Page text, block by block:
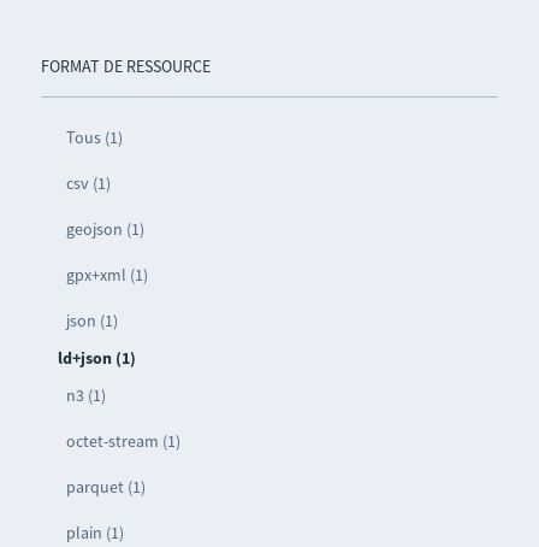
FORMAT DE RESSOURCE
Tous (1)
csv (1)
geojson (1)
gpx+xml (1)
json (1)
ld+json (1)
n3 (1)
octet-stream (1)
parquet (1)
plain (1)